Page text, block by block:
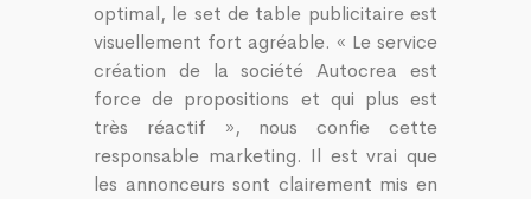
optimal, le set de table publicitaire est
visuellement fort agréable. « Le service
création de la société Autocrea est
force de propositions et qui plus est
très réactif », nous confie cette
responsable marketing. Il est vrai que
les annonceurs sont clairement mis en